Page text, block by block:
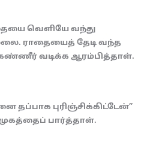
வெளியே வந்து
ராதையைத் தேடி வந்த
வடிக்க ஆரம்பித்தாள்.
தப்பாக புரிஞ்சிக்கிட்டேன்”
பார்த்தாள்.